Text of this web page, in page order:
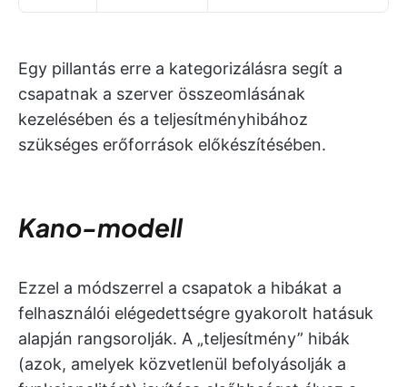
Egy pillantás erre a kategorizálásra segít a
csapatnak a szerver összeomlásának
kezelésében és a teljesítményhibához
szükséges erőforrások előkészítésében.
Kano-modell
Ezzel a módszerrel a csapatok a hibákat a
felhasználói elégedettségre gyakorolt hatásuk
alapján rangsorolják. A „teljesítmény” hibák
(azok, amelyek közvetlenül befolyásolják a